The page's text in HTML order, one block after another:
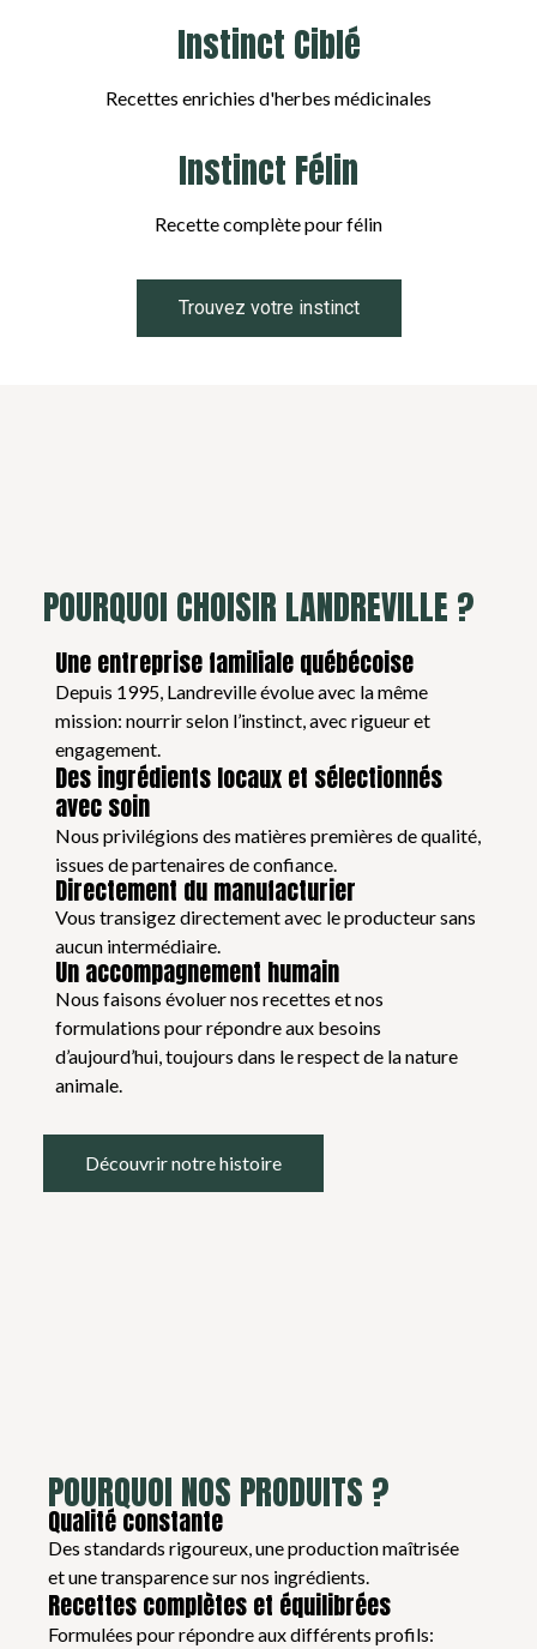
Instinct Ciblé
Recettes enrichies d'herbes médicinales
Instinct Félin
Recette complète pour félin
Trouvez votre instinct
POURQUOI CHOISIR LANDREVILLE ?
Une entreprise familiale québécoise
Depuis 1995, Landreville évolue avec la même
mission: nourrir selon l’instinct, avec rigueur et
engagement.
Des ingrédients locaux et sélectionnés
avec soin
Nous privilégions des matières premières de qualité,
issues de partenaires de confiance.
Directement du manufacturier
Vous transigez directement avec le producteur sans
aucun intermédiaire.
Un accompagnement humain
Nous faisons évoluer nos recettes et nos
formulations pour répondre aux besoins
d’aujourd’hui, toujours dans le respect de la nature
animale.
Découvrir notre histoire
POURQUOI NOS PRODUITS ?
Qualité constante
Des standards rigoureux, une production maîtrisée
et une transparence sur nos ingrédients.
Recettes complètes et équilibrées
Formulées pour répondre aux différents profils: